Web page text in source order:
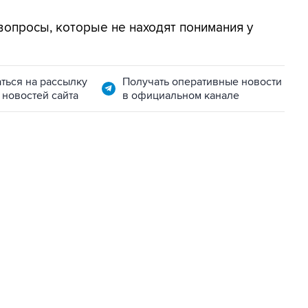
которые не находят понимания у
на рассылку
сайта
Получать оперативные новости
в официальном канале